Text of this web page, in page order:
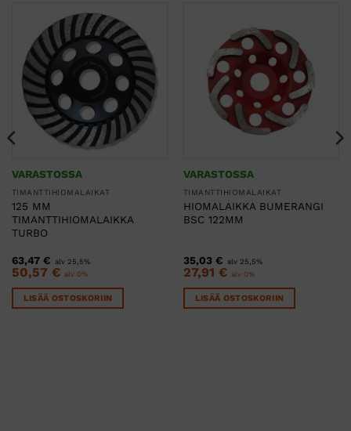
VARASTOSSA
TIMANTTIHIOMALAIKAT
125 MM
TIMANTTIHIOMALAIKKA
TURBO
63,47 € alv 25,5%
50,57 € alv 0%
LISÄÄ OSTOSKORIIN
VARASTOSSA
TIMANTTIHIOMALAIKAT
HIOMALAIKKA BUMERANGI
BSC 122MM
35,03 € alv 25,5%
27,91 € alv 0%
LISÄÄ OSTOSKORIIN